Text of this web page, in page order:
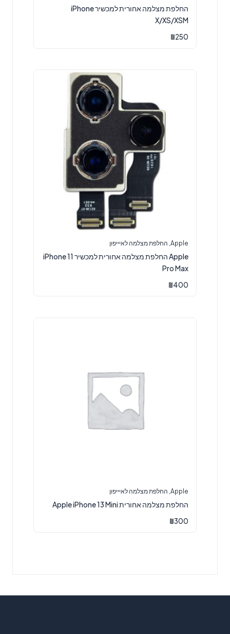
החלפת מצלמה אחורית למכשיר iPhone
X/XS/XSM
₪250
Apple החלפת מצלמה לאיייפון
Apple החלפת מצלמה אחורית למכשיר iPhone 11
Pro Max
₪400
Apple החלפת מצלמה לאיייפון
החלפת מצלמה אחורית Apple iPhone 13 Mini
₪300